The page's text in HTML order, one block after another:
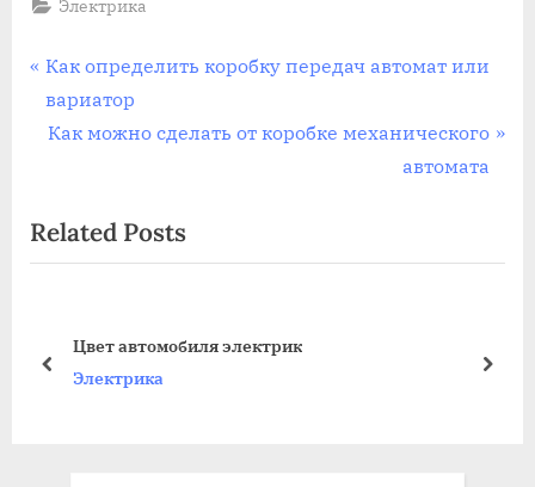
Электрика
Навигация
по
P
r
e
o
u
o
Как определить коробку передач автомат или
вариатор
N
t
P
t
Как можно сделать от коробке механического
автомата
Related Posts
Цвет автомобиля электрик
Электрика
prev next